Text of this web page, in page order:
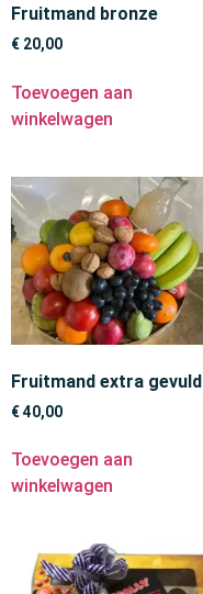
Fruitmand bronze
€ 20,00
Toevoegen aan
winkelwagen
Fruitmand extra gevuld
€40,00
Toevoegen aan
winkelwagen